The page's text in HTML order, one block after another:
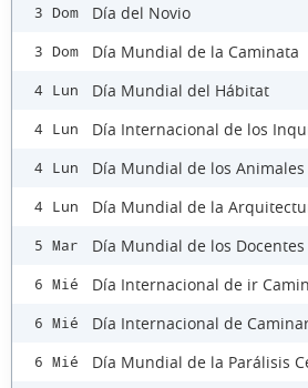
3 Dom Día del Novio
3 Dom Día Mundial de la Caminata
4 Lun Día Mundial del Hábitat
4 Lun Día Internacional de los
4 Lun Día Mundial de los Animales
4 Lun Día Mundial de la
5 Mar Día Mundial de los Docentes
6 Mié Día Internacional de ir
6 Mié Día Internacional de
6 Mié Día Mundial de la Parálisis